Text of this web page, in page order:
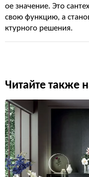
ое значение. Это
свою функцию, а
ктурного решения.
Читайте также